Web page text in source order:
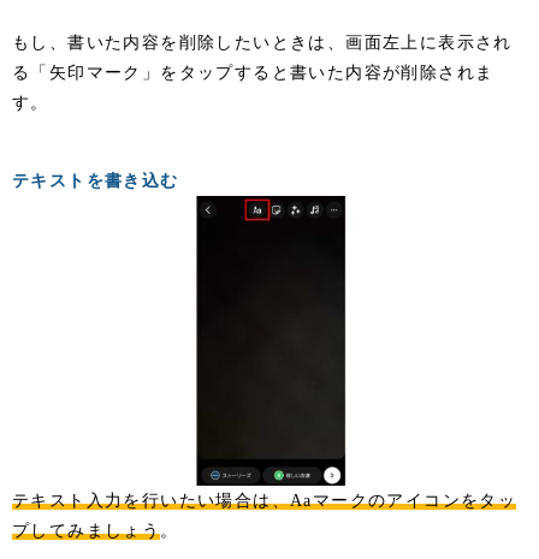
もし、書いた内容を削除したいときは、画面左上に表示され
る「矢印マーク」をタップすると書いた内容が削除されま
す。
テキストを書き込む
テキスト入力を行いたい場合は、Aaマークのアイコンをタッ
プしてみましょう。